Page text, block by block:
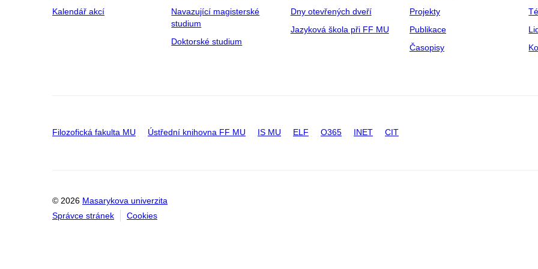
Kalendář akcí
Navazující magisterské
studium
Doktorské studium
Dny otevřených dveří
Jazyková škola při FF MU
Projekty
Publikace
Časopisy
Filozofická fakulta MU Ústřední knihovna FF MU IS MU ELF O365 INET CIT
© 2026 Masarykova univerzita
Správce stránek
Cookies